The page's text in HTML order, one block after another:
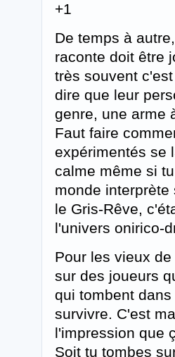
+1
De temps à
raconte doit être
très souvent
dire que leur
genre, une arme
Faut faire
expérimentés se
calme même si
monde
le Gris-Rêve,
l'univers onirico-
Pour les vieux
sur des joueurs
qui tombent
survivre. C'est
l'impression que
Soit tu tombes